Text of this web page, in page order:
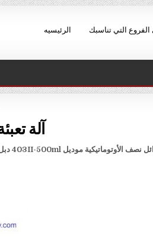
الرئيسيه الفروع التي تناسبك
آلة
نصف الأوتوماتيكية موديل403II-500ml